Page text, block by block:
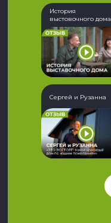
История
выстовочного дома
Сергей и Рузанна